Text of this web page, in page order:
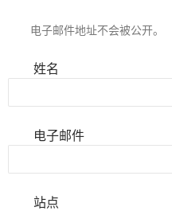
电子邮件地址不会被公开。
姓名
电子邮件
站点